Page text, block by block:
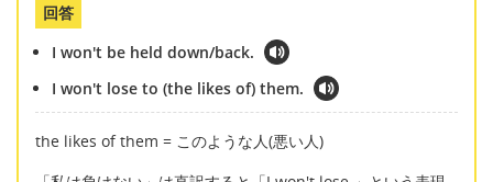
回答
I won't be held down/back.
I won't lose to (the likes of) them.
the likes of them = このような人(悪い人)